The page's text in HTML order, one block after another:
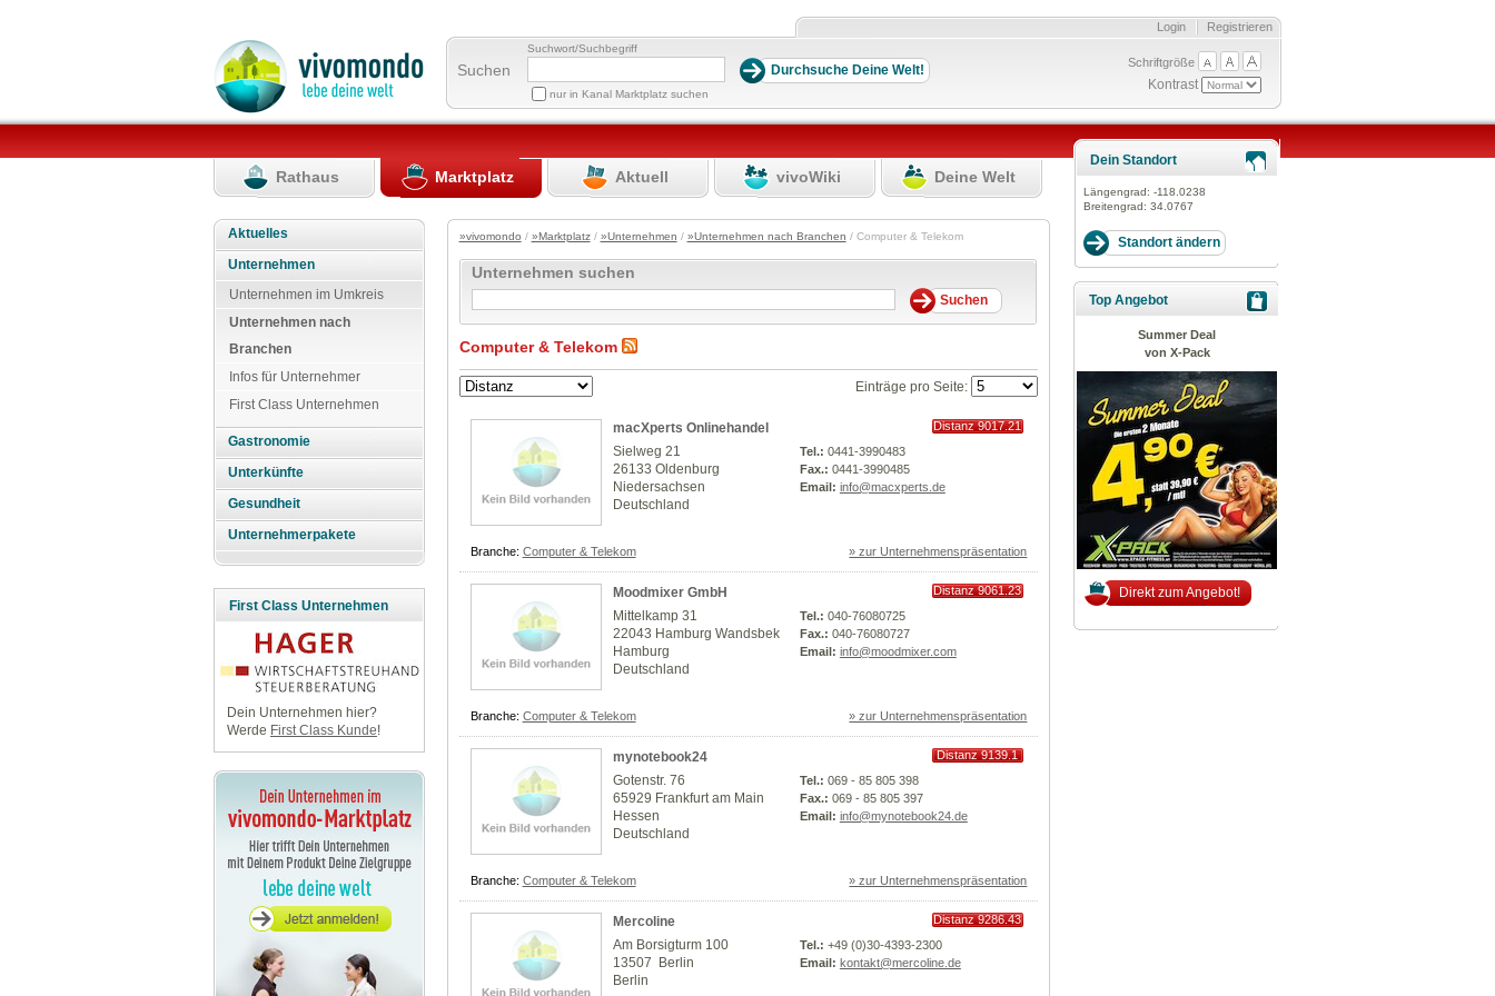
Registrieren
Login
Suchen
Suchwort/Suchbegriff
nur in Kanal Marktplatz suchen
Schriftgröße
Kontrast
Rathaus Marktplatz Aktuell vivoWiki Deine Welt
Aktuelles
Unternehmen
Unternehmen im Umkreis
Unternehmen nach
Branchen
Infos für Unternehmer
First Class Unternehmen
Gastronomie
Unterkünfte
Gesundheit
Unternehmerpakete
First Class Unternehmen
Dein Unternehmen hier?
Werde First Class Kunde!
»vivomondo / »Marktplatz/ »Unternehmen / »Unternehmen nach Branchen / Computer & Telekom
Unternehmen suchen
Computer & Telekom
Einträge pro Seite:
macXperts Onlinehandel
Distanz 9017.21
Sielweg 21
26133 Oldenburg
Niedersachsen
Deutschland
Tel.: 0441-3990483
Fax.: 0441-3990485
Email: info@macxperts.de
Branche: Computer & Telekom » zur Unternehmenspräsentation
Moodmixer GmbH
Distanz 9061.23
Mittelkamp 31
22043 Hamburg Wandsbek
Hamburg
Deutschland
Tel.: 040-76080725
Fax.: 040-76080727
Email: info@moodmixer.com
Branche: Computer & Telekom » zur Unternehmenspräsentation
mynotebook24
Distanz 9139.1
Gotenstr. 76
65929 Frankfurt am Main
Hessen
Deutschland
Tel.: 069 - 85 805 398
Fax.: 069 - 85 805 397
Email: info@mynotebook24.de
Branche: Computer & Telekom » zur Unternehmenspräsentation
Mercoline
Distanz 9286.43
Am Borsigturm 100
13507 Berlin
Berlin
Tel.: +49 (0)30-4393-2300
Email: kontakt@mercoline.de
Dein Standort
Längengrad: -118.0238
Breitengrad: 34.0767
Top Angebot
Summer Deal
von X-Pack
Direkt zum Angebot!